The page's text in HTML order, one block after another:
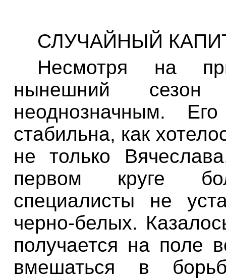
СЛУЧАЙНЫЙ
Несмотря на
нынешний
неоднозначным.
стабильна, как
не только
первом круге
специалисты не
черно-белых.
получается на поле
вмешаться в